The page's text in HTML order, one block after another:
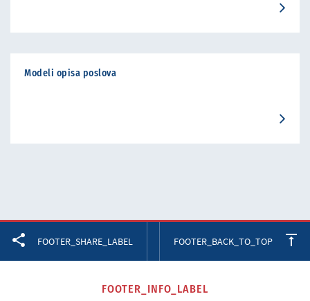
Modeli opisa poslova
FOOTER_SHARE_LABEL FOOTER_BACK_TO_TOP
FOOTER_INFO_LABEL